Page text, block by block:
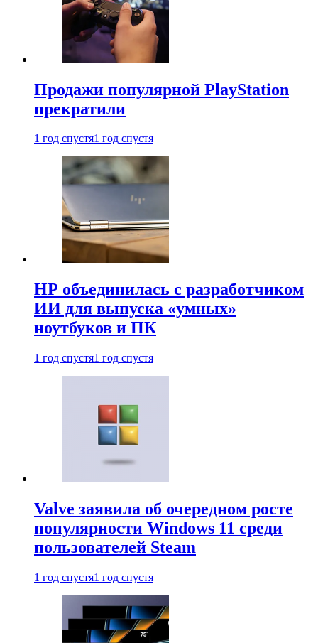
Продажи популярной PlayStation
прекратили
1 год спустя1 год спустя
HP объединилась с разработчиком
ИИ для выпуска «умных»
ноутбуков и ПК
1 год спустя1 год спустя
Valve заявила об очередном росте
популярности Windows 11 среди
пользователей Steam
1 год спустя1 год спустя